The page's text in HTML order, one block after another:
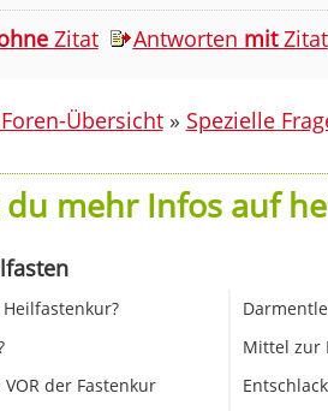
Zitat Antworten mitZitat
Übersicht» Spezielle
mehr Infos auf
der Fastenkur
Mittel zur